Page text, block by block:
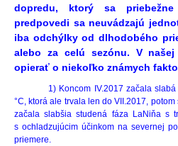
dopredu, ktorý sa
predpovedi sa neuvádzajú
iba odchýlky od dlhodobého
alebo za celú sezónu. V našej
opierať o niekoľko známych
1) Koncom IV.2017 začala
°C, ktorá ale trvala len do VII.2017,
začala slabšia studená fáza LaNiňa s
s ochladzujúcim účinkom na severnej
priemere.